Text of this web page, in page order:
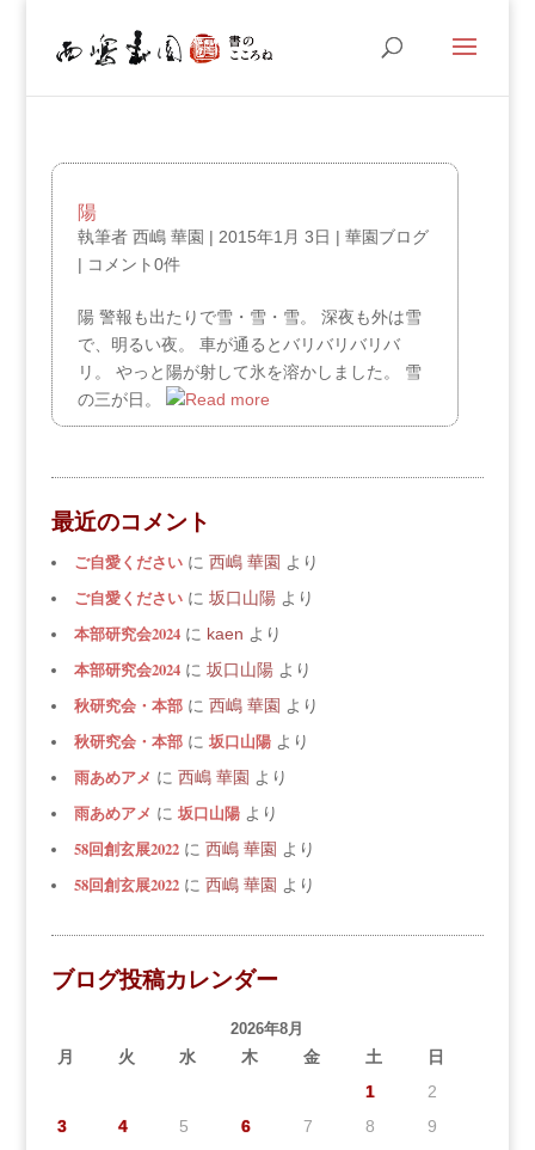
陽
執筆者 西嶋 華園 | 2015年1月 3日 | 華園ブログ
| コメント0件
陽 警報も出たりで雪・雪・雪。 深夜も外は雪
で、明るい夜。 車が通るとバリバリバリバ
リ。 やっと陽が射して氷を溶かしました。 雪
の三が日。
最近のコメント
ご自愛くださいに 西嶋 華園 より
ご自愛くださいに 坂口山陽より
本部研究会2024に kaen より
本部研究会2024に 坂口山陽より
秋研究会・本部に 西嶋 華園 より
秋研究会・本部に 坂口山陽より
雨あめアメ に 西嶋 華園 より
雨あめアメ に 坂口山陽より
58回創玄展2022に 西嶋 華園 より
58回創玄展2022に 西嶋 華園 より
ブログ投稿カレンダー
2026年8月
月 火 水 木 金 土
日
1
2
3
4 5 6 7 8
9